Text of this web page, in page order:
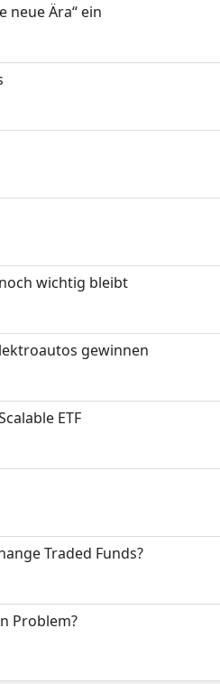
neue Ära“ ein
wichtig bleibt
gewinnen
ETF
Traded Funds?
Problem?